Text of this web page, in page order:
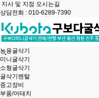
지사 및 지점 오시는길
상담전화 : 010-6289-7390
농용굴삭기
미니굴삭기
소형굴삭기
굴삭기렌탈
중고장비
부품/어태치